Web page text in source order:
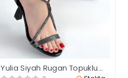
Yulia Siyah Rugan Topuklu